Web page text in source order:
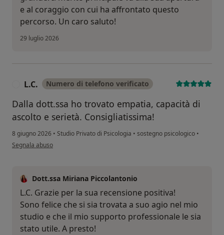
e al coraggio con cui ha affrontato questo
percorso. Un caro saluto!
29 luglio 2026
L.C. Numero di telefono verificato
Dalla dott.ssa ho trovato empatia, capacità di
ascolto e serietà. Consigliatissima!
8 giugno 2026 • Studio Privato di Psicologia • sostegno psicologico •
secondo l'opinione dell'utente L.C.
Segnala abuso
Dott.ssa Miriana Piccolantonio
L.C. Grazie per la sua recensione positiva!
Sono felice che si sia trovata a suo agio nel mio
studio e che il mio supporto professionale le sia
stato utile. A presto!